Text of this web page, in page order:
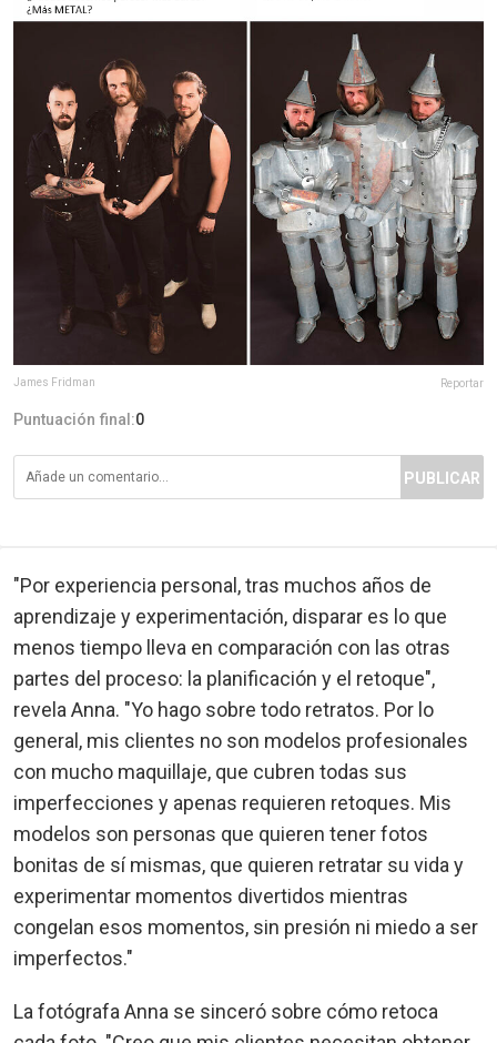
James Fridman Reportar
Puntuación final:0
PUBLICAR
"Por experiencia personal, tras muchos años de
aprendizaje y experimentación, disparar es lo que
menos tiempo lleva en comparación con las otras
partes del proceso: la planificación y el retoque",
revela Anna. "Yo hago sobre todo retratos. Por lo
general, mis clientes no son modelos profesionales
con mucho maquillaje, que cubren todas sus
imperfecciones y apenas requieren retoques. Mis
modelos son personas que quieren tener fotos
bonitas de sí mismas, que quieren retratar su vida y
experimentar momentos divertidos mientras
congelan esos momentos, sin presión ni miedo a ser
imperfectos."
La fotógrafa Anna se sinceró sobre cómo retoca